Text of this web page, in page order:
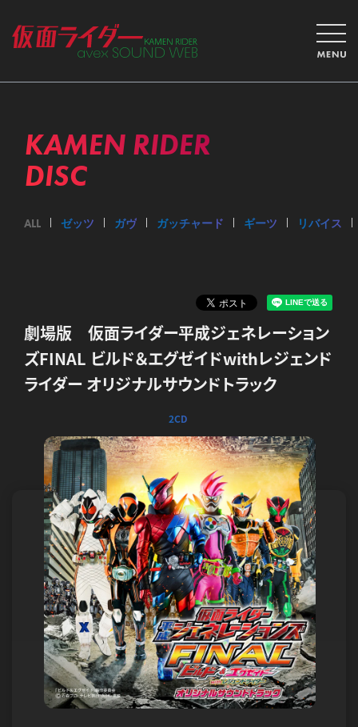
KAMEN RIDER
DISC
ALL ゼッツ ガヴ ガッチャード ギーツ リバイス
劇場版 仮面ライダー平成ジェネレーション
ズFINAL ビルド＆エグゼイドwithレジェンド
ライダー オリジナルサウンドトラック
2CD